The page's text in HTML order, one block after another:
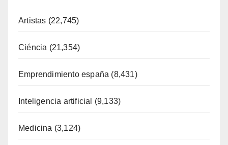
Artistas (22,745)
Ciéncia (21,354)
Emprendimiento españa (8,431)
Inteligencia artificial (9,133)
Medicina (3,124)